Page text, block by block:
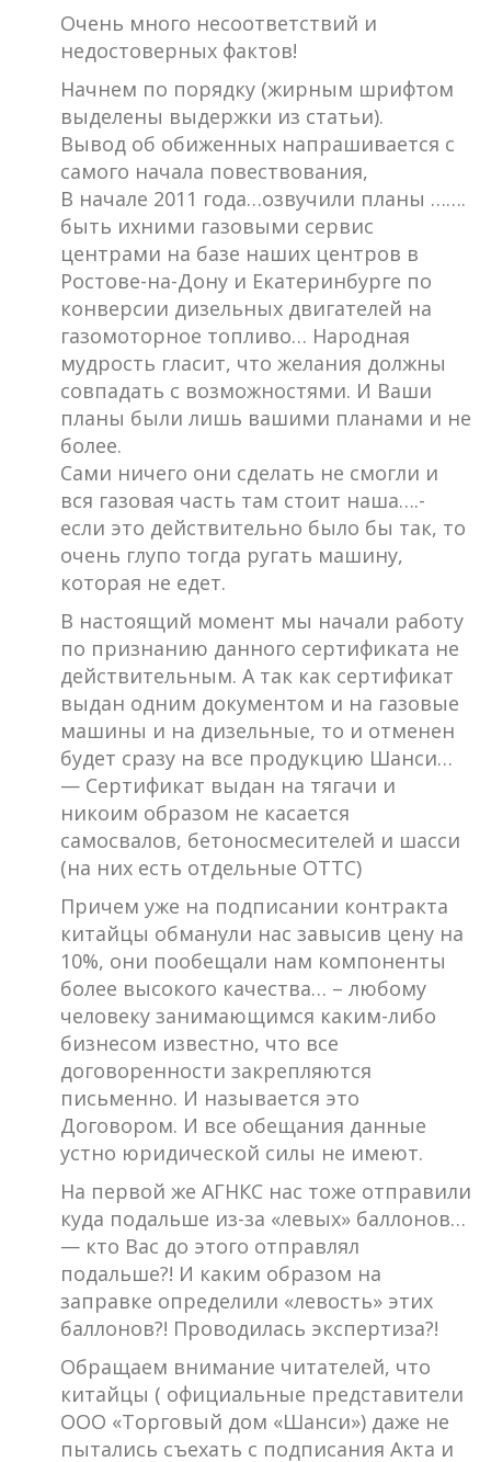
Очень много несоответствий и
недостоверных фактов!
Начнем по порядку (жирным шрифтом
выделены выдержки из статьи).
Вывод об обиженных напрашивается с
самого начала повествования,
В начале 2011 года…озвучили планы …….
быть ихними газовыми сервис
центрами на базе наших центров в
Ростове-на-Дону и Екатеринбурге по
конверсии дизельных двигателей на
газомоторное топливо… Народная
мудрость гласит, что желания должны
совпадать с возможностями. И Ваши
планы были лишь вашими планами и не
более.
Сами ничего они сделать не смогли и
вся газовая часть там стоит наша….-
если это действительно было бы так, то
очень глупо тогда ругать машину,
которая не едет.
В настоящий момент мы начали работу
по признанию данного сертификата не
действительным. А так как сертификат
выдан одним документом и на газовые
машины и на дизельные, то и отменен
будет сразу на все продукцию Шанси…
— Сертификат выдан на тягачи и
никоим образом не касается
самосвалов, бетоносмесителей и шасси
(на них есть отдельные ОТТС)
Причем уже на подписании контракта
китайцы обманули нас завысив цену на
10%, они пообещали нам компоненты
более высокого качества… – любому
человеку занимающимся каким-либо
бизнесом известно, что все
договоренности закрепляются
письменно. И называется это
Договором. И все обещания данные
устно юридической силы не имеют.
На первой же АГНКС нас тоже отправили
куда подальше из-за «левых» баллонов…
— кто Вас до этого отправлял
подальше?! И каким образом на
заправке определили «левость» этих
баллонов?! Проводилась экспертиза?!
Обращаем внимание читателей, что
китайцы ( официальные представители
ООО «Торговый дом «Шанси») даже не
пытались съехать с подписания Акта и